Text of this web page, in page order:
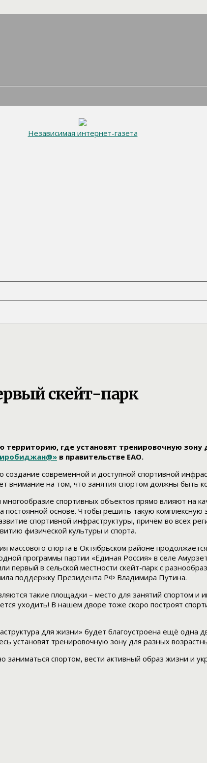
Независимая интернет-газета
скейт-парк
где установят тренировочную зону
в правительстве ЕАО.
современной и доступной спортивной
внимание на том, что занятия спортом должны быть
спортивных объектов прямо влияют на
основе. Чтобы решить такую комплексную
спортивной инфраструктуры, причём во всех
физической культуры и спорта.
массового спорта в Октябрьском районе
программы партии «Единая Россия» в селе
первый в сельской местности скейт-парк с
поддержку Президента РФ Владимира Путина.
такие площадки – место для занятий спортом и
уходить! В нашем дворе тоже скоро построят
для жизни» будет благоустроена ещё
установят тренировочную зону для разных
спортом, вести активный образ жизни и